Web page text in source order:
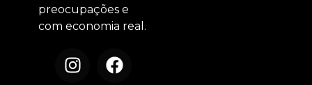
preocupações e
com economia real.